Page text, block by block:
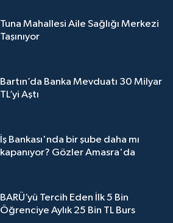
Tuna Mahallesi Aile Sağlığı Merkezi
Taşınıyor
Bartın’da Banka Mevduatı 30 Milyar
TL’yi Aştı
İş Bankası'nda bir şube daha mı
kapanıyor? Gözler Amasra'da
BARÜ’yü Tercih Eden İlk 5 Bin
Öğrenciye Aylık 25 Bin TL Burs